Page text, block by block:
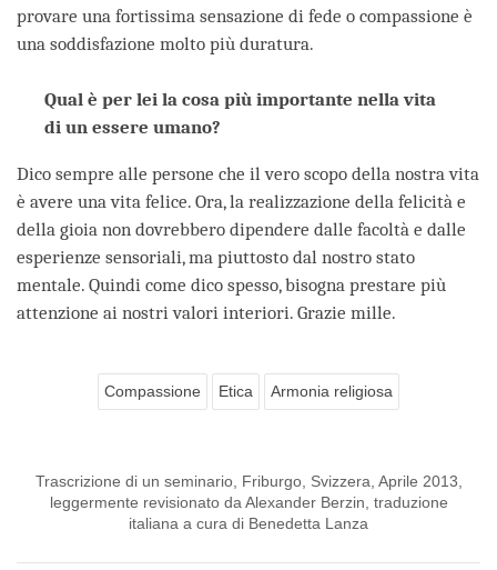
provare una fortissima sensazione di fede o compassione è
una soddisfazione molto più duratura.
Qual è per lei la cosa più importante nella vita
di un essere umano?
Dico sempre alle persone che il vero scopo della nostra vita
è avere una vita felice. Ora, la realizzazione della felicità e
della gioia non dovrebbero dipendere dalle facoltà e dalle
esperienze sensoriali, ma piuttosto dal nostro stato
mentale. Quindi come dico spesso, bisogna prestare più
attenzione ai nostri valori interiori. Grazie mille.
Compassione Etica Armonia religiosa
Trascrizione di un seminario, Friburgo, Svizzera, Aprile 2013,
leggermente revisionato da Alexander Berzin, traduzione
italiana a cura di Benedetta Lanza